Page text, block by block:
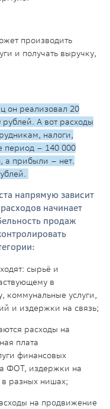
производить
и получать выручку,
он реализовал 20
рублей. А вот расходы
налоги,
период – 140 000
а прибыли – нет.
напрямую зависит
начинает
продаж
сырьё и
в
коммунальные услуги,
и издержки на связь;
расходы на
плата
финансовых
ФОТ, издержки на
в разных нишах;
на продвижение